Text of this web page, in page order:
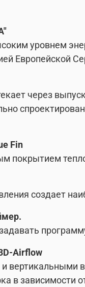
уровнем
Европейской
через
Fin
покрытием
создает
Airflow
в